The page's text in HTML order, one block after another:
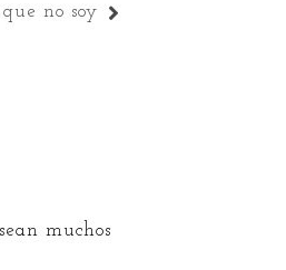
no soy
muchos